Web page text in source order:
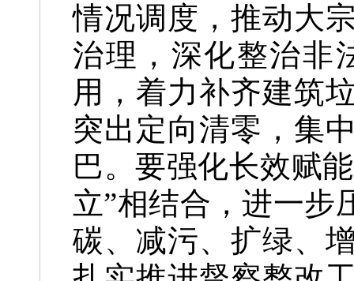
情况调度，推动大
治理，深化整治非
用，着力补齐建筑
突出定向清零，集
巴。要强化长效赋
立”相结合，进一步
碳、减污、扩绿、